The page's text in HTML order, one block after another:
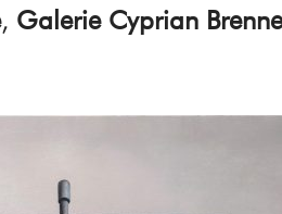
, Galerie Cyprian